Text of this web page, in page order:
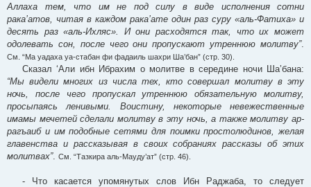
Аллаха тем, что им не под силу в виде исполнения сотни
рака’атов, читая в каждом рака’ате один раз суру «аль-Фатиха» и
десять раз «аль-Ихляс». И они расходятся так, что их может
одолевать сон, после чего они пропускают утреннюю молитву”.
См. “Ма уадаха уа-стабан фи фадаиль шахри Ша’бан” (стр. 30).
Сказал ‘Али ибн Ибрахим о молитве в середине ночи Ша’бана:
“Мы видели многих из числа тех, кто совершал молитву в эту
ночь, после чего пропускал утреннюю обязательную молитву,
просыпаясь ленивыми. Воистину, некоторые невежественные
имамы мечетей сделали молитву в эту ночь, а также молитву ар-
рагъаиб и им подобные сетями для поимки простолюдинов, желая
главенства и рассказывая в своих собраниях рассказы об этих
молитвах”. См. “Тазкира аль-Мауду’ат” (стр. 46).
- Что касается упомянутых слов Ибн Раджаба, то следует